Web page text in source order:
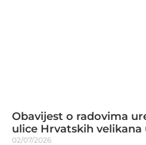
Obavijest o radovima
ulice Hrvatskih
02/07/2026